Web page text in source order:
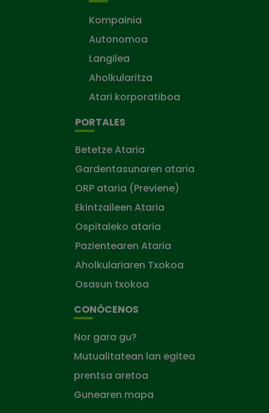
Kompainia
Autonomoa
Langilea
Aholkularitza
Atari korporatiboa
PORTALES
Betetze Ataria
Gardentasunaren ataria
ORP ataria (Previene)
Ekintzaileen Ataria
Ospitaleko ataria
Pazientearen Ataria
Aholkulariaren Txokoa
Osasun txokoa
CONÓCENOS
Nor gara gu?
Mutualitatean lan egitea
prentsa aretoa
Gunearen mapa